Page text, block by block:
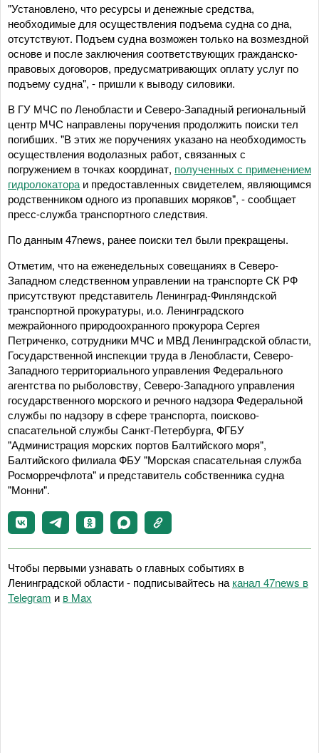
"Установлено, что ресурсы и денежные средства,
необходимые для осуществления подъема судна со дна,
отсутствуют. Подъем судна возможен только на возмездной
основе и после заключения соответствующих гражданско-
правовых договоров, предусматривающих оплату услуг по
подъему судна", - пришли к выводу силовики.
В ГУ МЧС по Ленобласти и Северо-Западный региональный
центр МЧС направлены поручения продолжить поиски тел
погибших. "В этих же поручениях указано на необходимость
осуществления водолазных работ, связанных с
погружением в точках координат, полученных с применением
гидролокатора и предоставленных свидетелем, являющимся
родственником одного из пропавших моряков", - сообщает
пресс-служба транспортного следствия.
По данным 47news, ранее поиски тел были прекращены.
Отметим, что на еженедельных совещаниях в Северо-
Западном следственном управлении на транспорте СК РФ
присутствуют представитель Ленинград-Финляндской
транспортной прокуратуры, и.о. Ленинградского
межрайонного природоохранного прокурора Сергея
Петриченко, сотрудники МЧС и МВД Ленинградской области,
Государственной инспекции труда в Ленобласти, Северо-
Западного территориального управления Федерального
агентства по рыболовству, Северо-Западного управления
государственного морского и речного надзора Федеральной
службы по надзору в сфере транспорта, поисково-
спасательной службы Санкт-Петербурга, ФГБУ
"Администрация морских портов Балтийского моря",
Балтийского филиала ФБУ "Морская спасательная служба
Росморречфлота" и представитель собственника судна
"Монни".
Чтобы первыми узнавать о главных событиях в
Ленинградской области - подписывайтесь на канал 47news в
Telegram и в Maх